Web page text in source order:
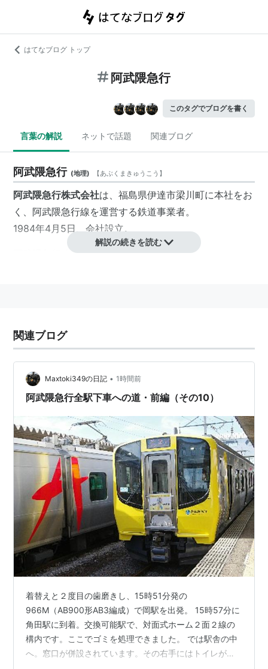
はてなブログ トップ
阿武隈急行
このタグでブログを書く
言葉の解説 ネットで話題 関連ブログ
阿武隈急行 (地理) 【あぶくまきゅうこう 】
阿武隈急行株式会社は、福島県伊達市梁川町に本社をお
く、 阿武隈急行線を運営する鉄道事業者。
1984年4月5日、会社設立。
阿武隈急行線
といった沿線住民の反対にあい、山側のルートをたどる
ことになった。その後、沿線住民の態度の変化と、輸送
需要の関係から、東北本線のバイパス線に着工する。
1968年、槻木駅〜丸森駅間の丸森線が開業し、残りは
凍結。阿武隈急行は、この旧国鉄丸森線を三セク化、延
伸開業したもの。
主要株主*1
福島県28.0%
宮城県
25.6%
福島交通株式会社 20.0%
福島市
6.1%
伊達市5.2%
*1:2013年3月31日現在
解説の続きを読む
関連ブログ
Maxtoki349の日記 • 1時間前
阿武隈急行全駅下車への道・前編（その10）
着替えと２度目の歯磨きし、15時51分発の
966M（AB900形AB3編成）で岡駅を出発。 15時57分に
角田駅に到着。交換可能駅で、対面式ホーム２面２線の
構内です。ここでゴミを処理できました。 では駅舎の中
へ。窓口が併設されています。その右手にはトイレが。